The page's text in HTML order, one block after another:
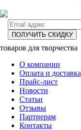
ПОЛУЧИТЬ СКИДКУ
товаров для творчества
О компании
Оплата и доставка
Прайс-лист
Новости
Статьи
Отзывы
Партнерам
Контакты